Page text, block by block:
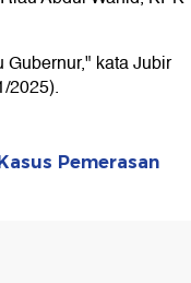
kata Jubir
2025).
Pemerasan